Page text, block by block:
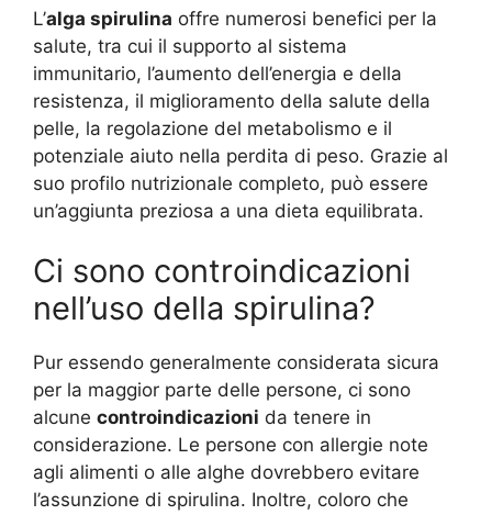
L’alga spirulina offre numerosi benefici per la
salute, tra cui il supporto al sistema
immunitario, l’aumento dell’energia e della
resistenza, il miglioramento della salute della
pelle, la regolazione del metabolismo e il
potenziale aiuto nella perdita di peso. Grazie al
suo profilo nutrizionale completo, può essere
un’aggiunta preziosa a una dieta equilibrata.
Ci sono controindicazioni
nell’uso della spirulina?
Pur essendo generalmente considerata sicura
per la maggior parte delle persone, ci sono
alcune controindicazioni da tenere in
considerazione. Le persone con allergie note
agli alimenti o alle alghe dovrebbero evitare
l’assunzione di spirulina. Inoltre, coloro che